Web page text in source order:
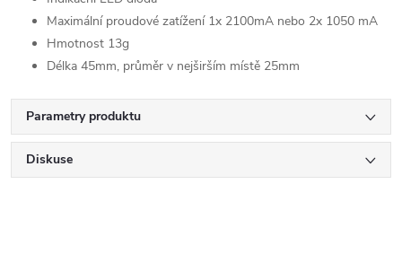
Maximální proudové zatížení 1x 2100mA nebo 2x 1050 mA
Hmotnost 13g
Délka 45mm, průměr v nejširším místě 25mm
Parametry produktu
Diskuse